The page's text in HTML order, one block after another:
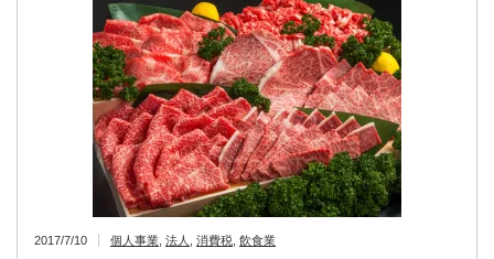
2017/7/10 個人事業 法人 消費税 飲食業